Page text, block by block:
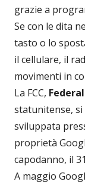
grazie a
Se con le dita
tasto o lo
il cellulare, il
movimenti in
La FCC,
statunitense,
sviluppata
proprietà
capodanno, il
A maggio